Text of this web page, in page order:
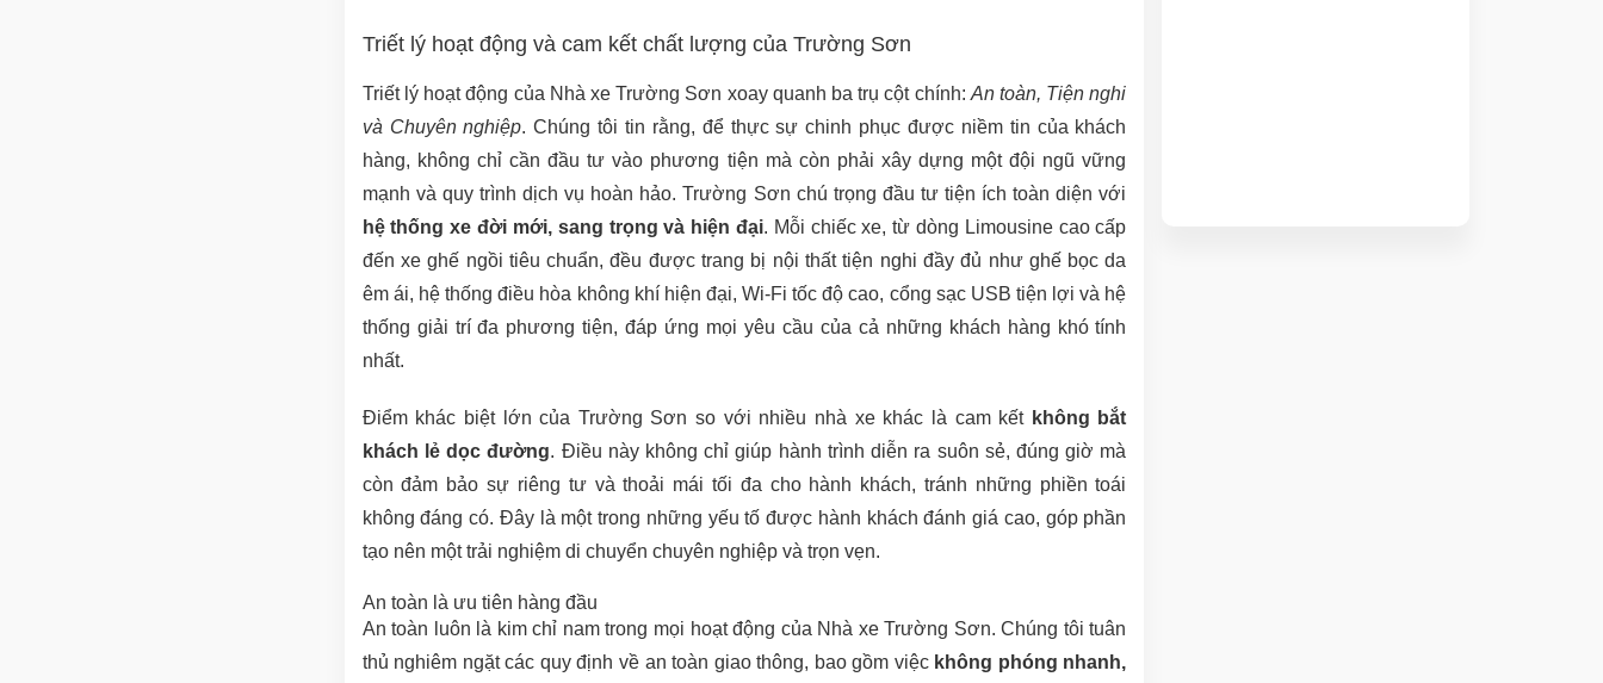
Triết lý hoạt động và cam kết chất lượng của Trường Sơn
Triết lý hoạt động của Nhà xe Trường Sơn xoay quanh ba trụ cột chính: An toàn, Tiện nghi
và Chuyên nghiệp. Chúng tôi tin rằng, để thực sự chinh phục được niềm tin của khách
hàng, không chỉ cần đầu tư vào phương tiện mà còn phải xây dựng một đội ngũ vững
mạnh và quy trình dịch vụ hoàn hảo. Trường Sơn chú trọng đầu tư tiện ích toàn diện với
hệ thống xe đời mới, sang trọng và hiện đại. Mỗi chiếc xe, từ dòng Limousine cao cấp
đến xe ghế ngồi tiêu chuẩn, đều được trang bị nội thất tiện nghi đầy đủ như ghế bọc da
êm ái, hệ thống điều hòa không khí hiện đại, Wi-Fi tốc độ cao, cổng sạc USB tiện lợi và hệ
thống giải trí đa phương tiện, đáp ứng mọi yêu cầu của cả những khách hàng khó tính
nhất.
Điểm khác biệt lớn của Trường Sơn so với nhiều nhà xe khác là cam kết không bắt
khách lẻ dọc đường. Điều này không chỉ giúp hành trình diễn ra suôn sẻ, đúng giờ mà
còn đảm bảo sự riêng tư và thoải mái tối đa cho hành khách, tránh những phiền toái
không đáng có. Đây là một trong những yếu tố được hành khách đánh giá cao, góp phần
tạo nên một trải nghiệm di chuyển chuyên nghiệp và trọn vẹn.
An toàn là ưu tiên hàng đầu
An toàn luôn là kim chỉ nam trong mọi hoạt động của Nhà xe Trường Sơn. Chúng tôi tuân
thủ nghiêm ngặt các quy định về an toàn giao thông, bao gồm việc không phóng nhanh,